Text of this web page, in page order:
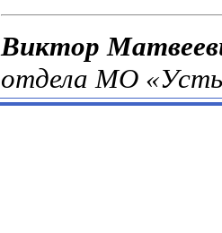
Виктор
отдела МО